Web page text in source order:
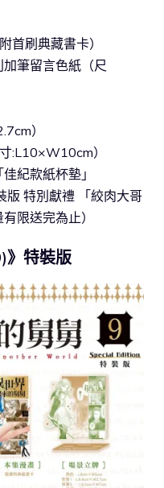
刷典藏書卡）
筆留言色紙（尺
）
:L10×W10cm）
紀款紙杯墊」
特別獻禮 「絞肉大哥
限送完為止）
》特裝版